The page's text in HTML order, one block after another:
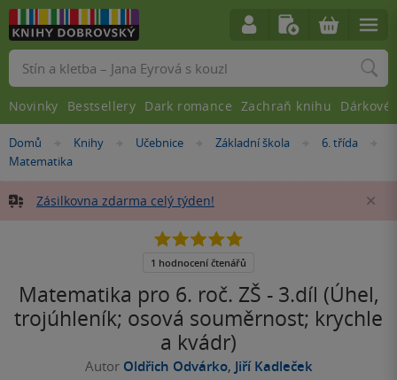
Nacházíte
se
Domů »Knihy »
Učebnice »
Základní škola »
6. třída
Matematika
Zásilkovna zdarma celý týden!
Matematika pro 6. roč. ZŠ - 3.díl (Úhel,
trojúhleník; osová souměrnost; krychle
a kvádr)
Autor Oldřich Odvárko, Jiří Kadleček
5.0
5
1 hodnocení čtenářů
Vyhledávání
Novinky Bestsellery Dark romance Zachraň knihu Dárkové